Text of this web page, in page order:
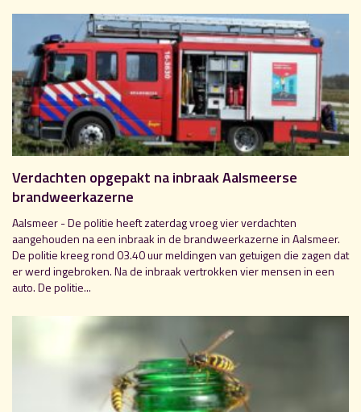
Verdachten opgepakt na inbraak Aalsmeerse
brandweerkazerne
Aalsmeer - De politie heeft zaterdag vroeg vier verdachten
aangehouden na een inbraak in de brandweerkazerne in Aalsmeer.
De politie kreeg rond 03.40 uur meldingen van getuigen die zagen dat
er werd ingebroken. Na de inbraak vertrokken vier mensen in een
auto. De politie...